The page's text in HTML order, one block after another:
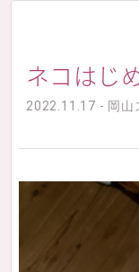
ネコはじ
2022.11.17 - 岡山